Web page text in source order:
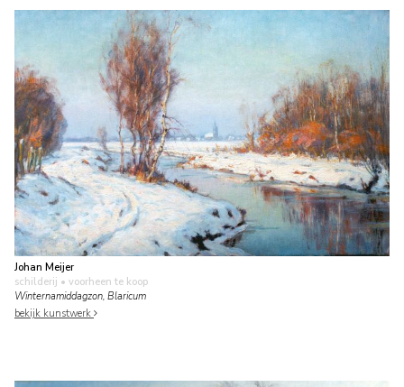
Johan Meijer
schilderij • voorheen te koop
Winternamiddagzon, Blaricum
bekijk kunstwerk